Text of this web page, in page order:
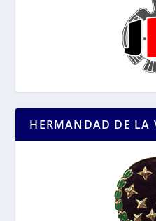
HERMANDAD DE LA